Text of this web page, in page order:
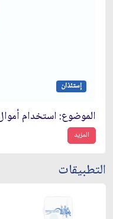
إستئذان
المزيد
التطبيقات